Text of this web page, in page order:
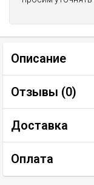
Описание
Отзывы (0)
Доставка
Оплата